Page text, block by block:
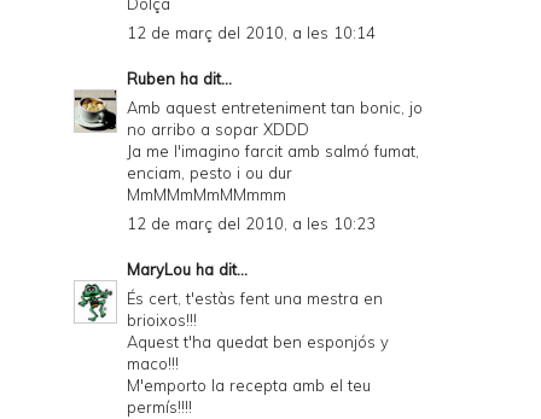
12 de març del 2010, a les 10:14
Ruben ha dit...
Amb aquest entreteniment tan bonic, jo
no arribo a sopar XDDD
Ja me l'imagino farcit amb salmó fumat,
enciam, pesto i ou dur
MmMMmMmMMmmm
12 de març del 2010, a les 10:23
MaryLou ha dit...
És cert, t'estàs fent una mestra en
brioixos!!!
Aquest t'ha quedat ben esponjós y
maco!!!
M'emporto la recepta amb el teu
permís!!!!